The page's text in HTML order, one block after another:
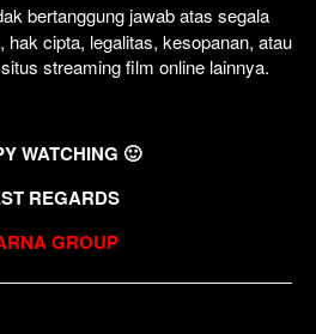
bertanggung jawab atas segala
hak cipta, legalitas, kesopanan, atau
streaming film online lainnya.
WATCHING 🙂
REGARDS
GROUP